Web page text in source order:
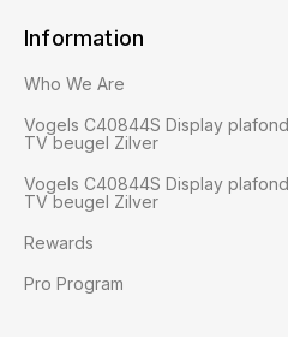
Information
Who We Are
Vogels C40844S Display
TV beugel Zilver
Vogels C40844S Display
TV beugel Zilver
Rewards
Pro Program